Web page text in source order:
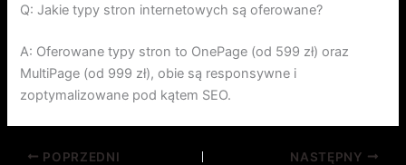
Q: Jakie typy stron internetowych są oferowane?
A: Oferowane typy stron to OnePage (od 599 zł) oraz
MultiPage (od 999 zł), obie są responsywne i
zoptymalizowane pod kątem SEO.
POPRZEDNI NASTĘPNY